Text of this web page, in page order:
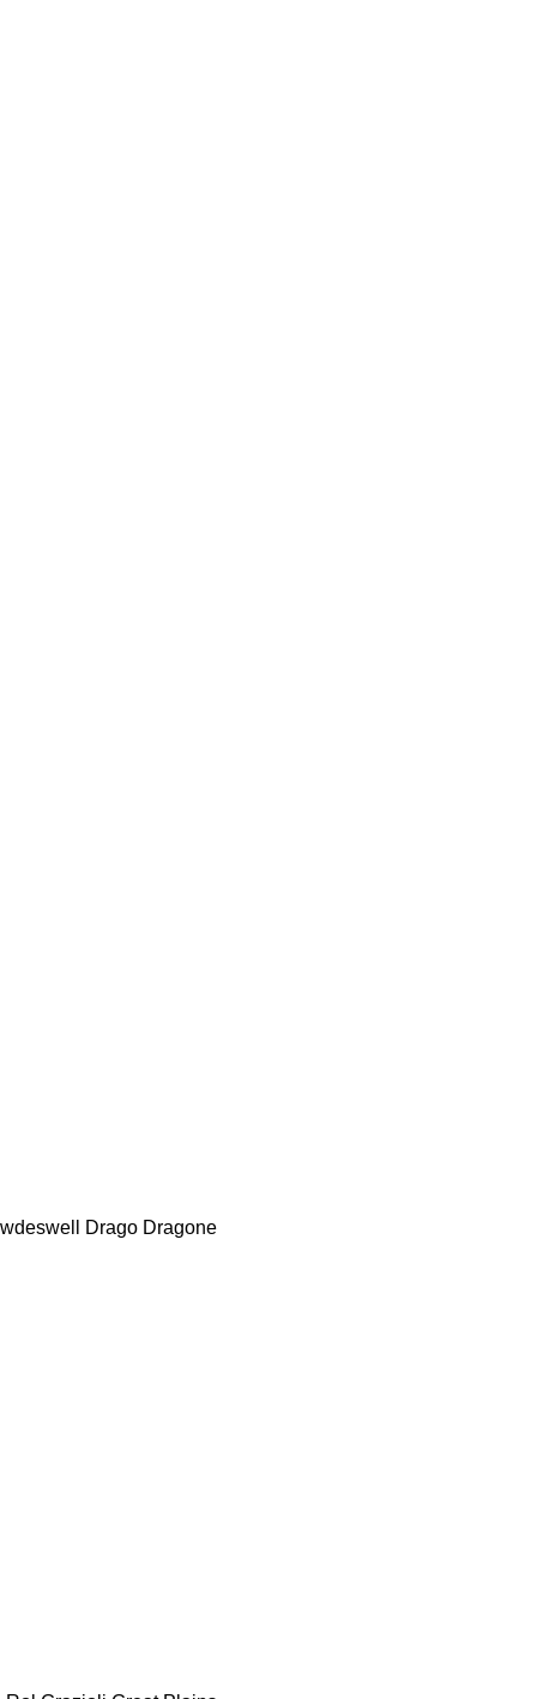
Drago Dragone